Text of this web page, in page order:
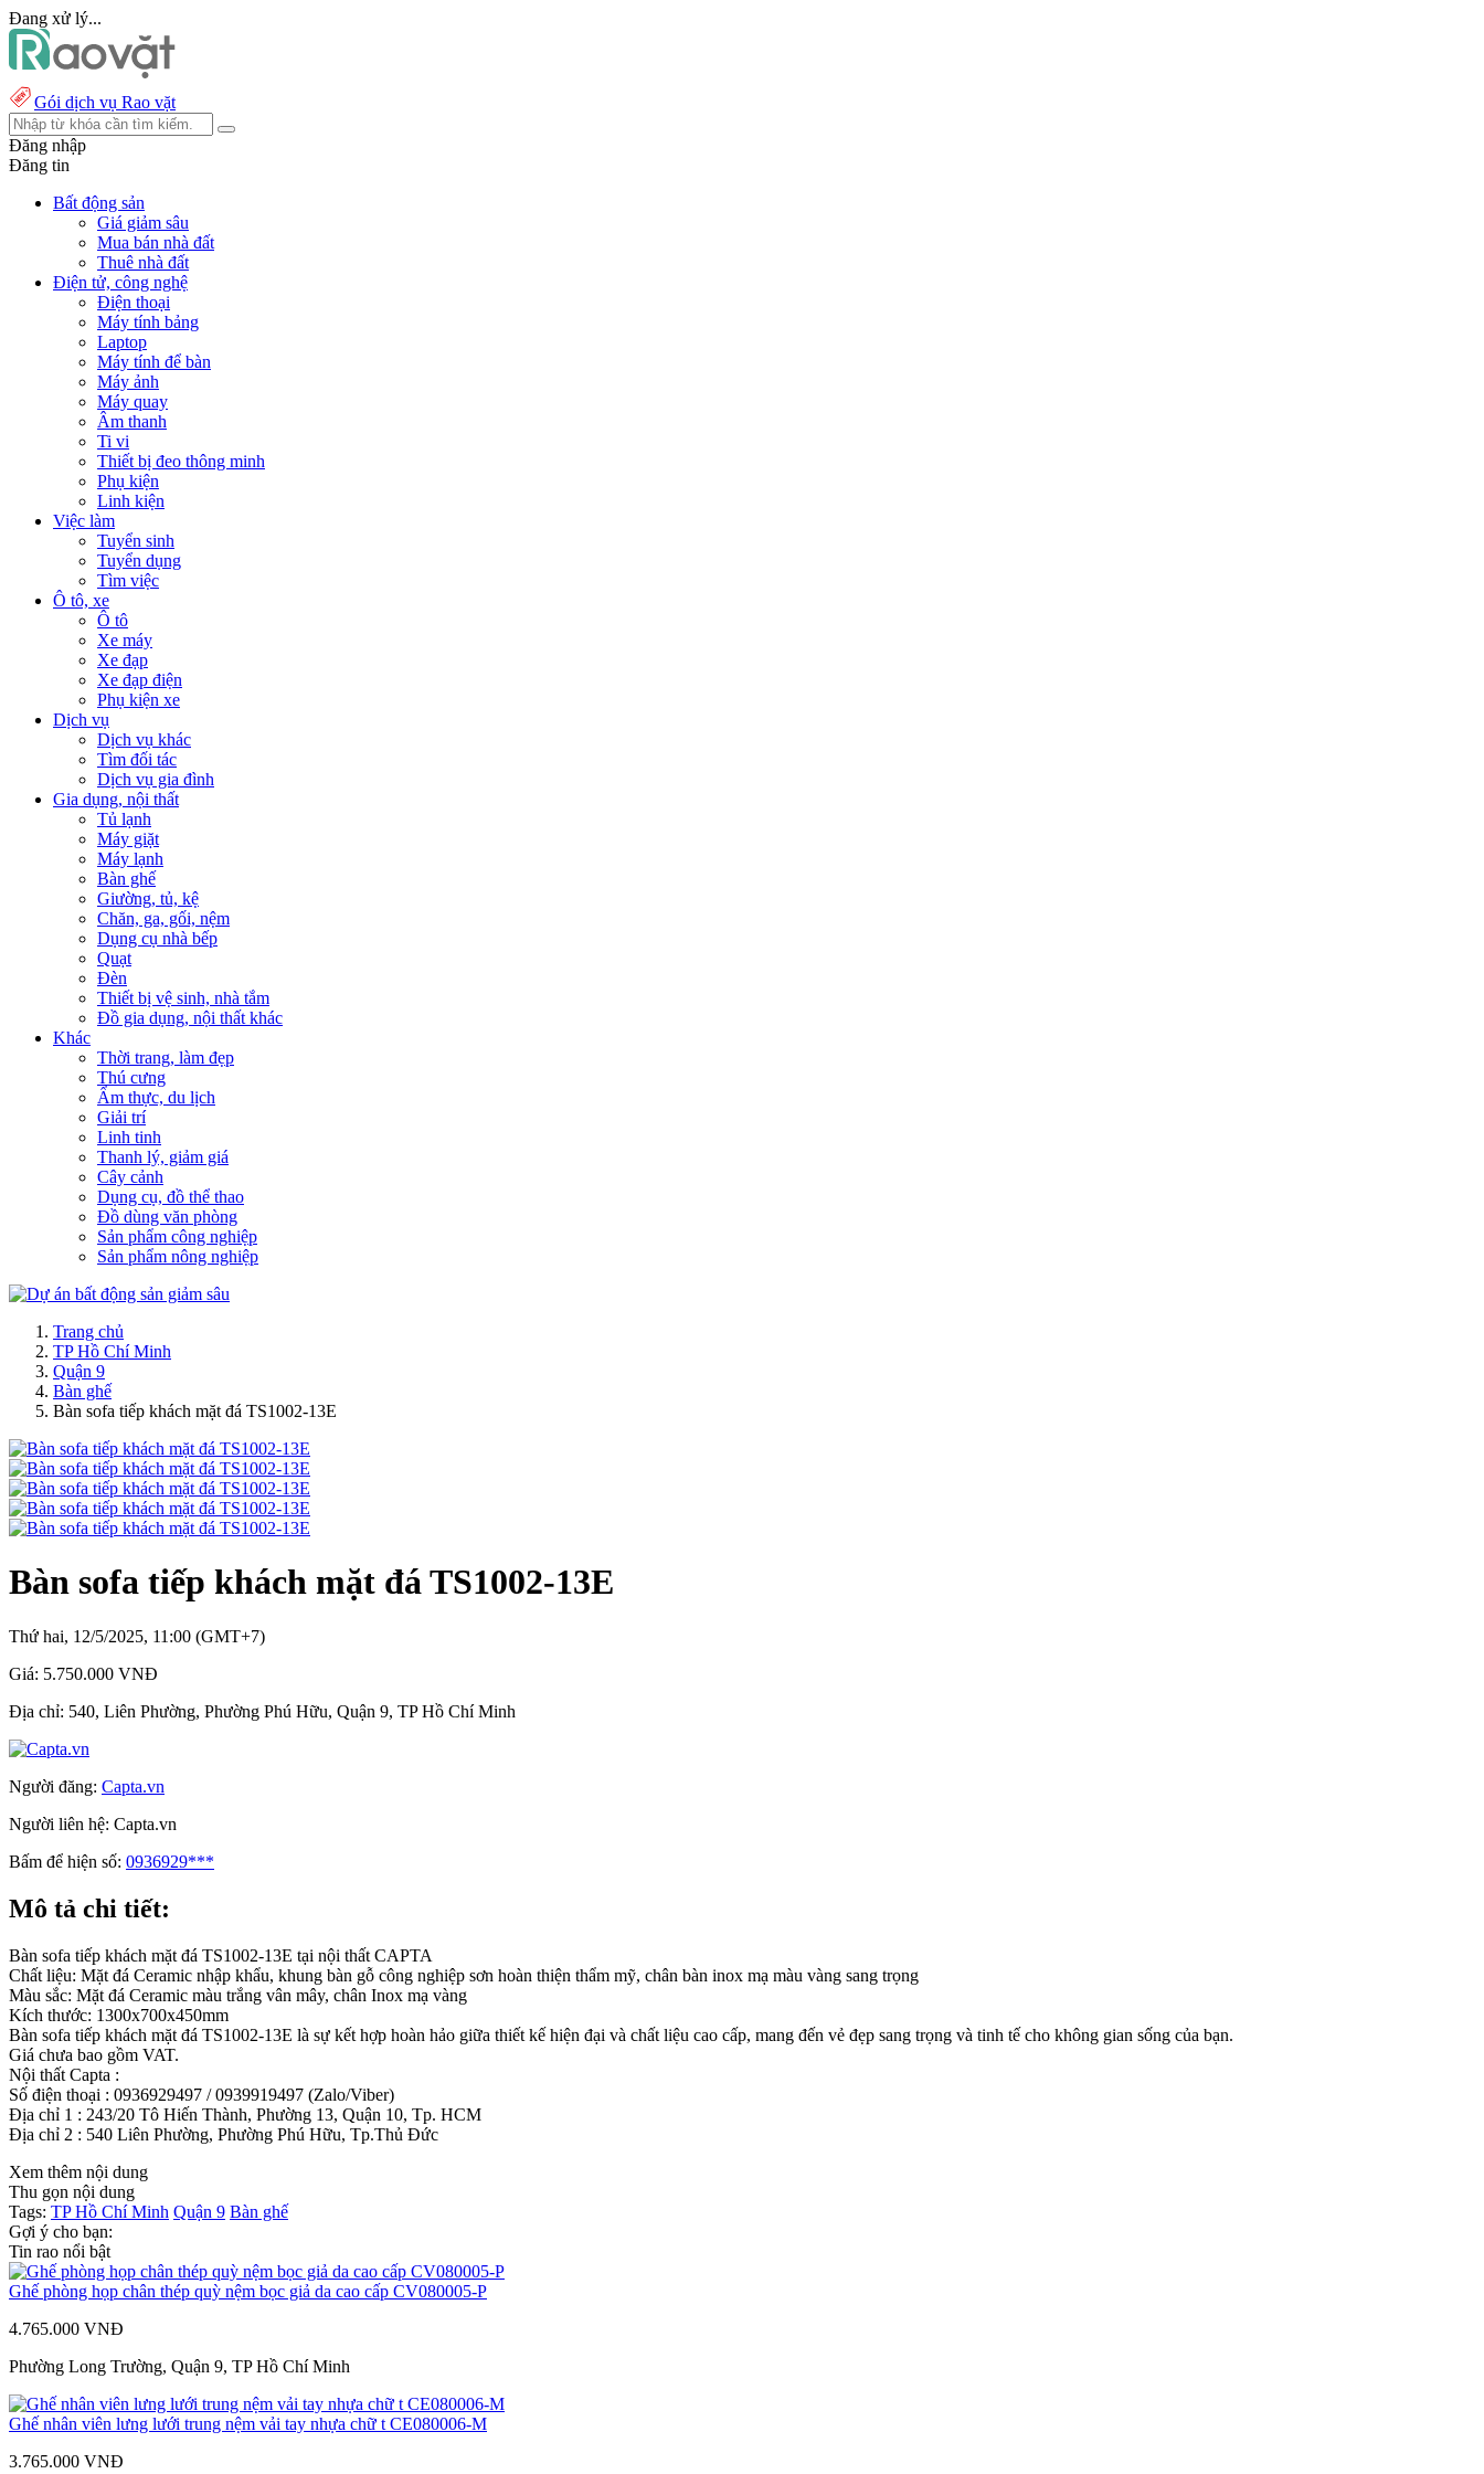
Đang xử lý...
Gói dịch vụ Rao vặt
Đăng nhập
Đăng tin
Bất động sản
Giá giảm sâu
Mua bán nhà đất
Thuê nhà đất
Điện tử, công nghệ
Điện thoại
Máy tính bảng
Laptop
Máy tính để bàn
Máy ảnh
Máy quay
Âm thanh
Ti vi
Thiết bị đeo thông minh
Phụ kiện
Linh kiện
Việc làm
Tuyển sinh
Tuyển dụng
Tìm việc
Ô tô, xe
Ô tô
Xe máy
Xe đạp
Xe đạp điện
Phụ kiện xe
Dịch vụ
Dịch vụ khác
Tìm đối tác
Dịch vụ gia đình
Gia dụng, nội thất
Tủ lạnh
Máy giặt
Máy lạnh
Bàn ghế
Giường, tủ, kệ
Chăn, ga, gối, nệm
Dụng cụ nhà bếp
Quạt
Đèn
Thiết bị vệ sinh, nhà tắm
Đồ gia dụng, nội thất khác
Khác
Thời trang, làm đẹp
Thú cưng
Ẩm thực, du lịch
Giải trí
Linh tinh
Thanh lý, giảm giá
Cây cảnh
Dụng cụ, đồ thể thao
Đồ dùng văn phòng
Sản phẩm công nghiệp
Sản phẩm nông nghiệp
Trang chủ
TP Hồ Chí Minh
Quận 9
Bàn ghế
Bàn sofa tiếp khách mặt đá TS1002-13E
Bàn sofa tiếp khách mặt đá TS1002-13E
Thứ hai, 12/5/2025, 11:00 (GMT+7)
Giá: 5.750.000 VNĐ
Địa chỉ: 540, Liên Phường, Phường Phú Hữu, Quận 9, TP Hồ Chí Minh
Người đăng: Capta.vn
Người liên hệ: Capta.vn
Bấm để hiện số: 0936929***
Mô tả chi tiết:
Bàn sofa tiếp khách mặt đá TS1002-13E tại nội thất CAPTA
Chất liệu: Mặt đá Ceramic nhập khẩu, khung bàn gỗ công nghiệp sơn hoàn thiện thẩm mỹ, chân bàn inox mạ màu vàng sang trọng
Màu sắc: Mặt đá Ceramic màu trắng vân mây, chân Inox mạ vàng
Kích thước: 1300x700x450mm
Bàn sofa tiếp khách mặt đá TS1002-13E là sự kết hợp hoàn hảo giữa thiết kế hiện đại và chất liệu cao cấp, mang đến vẻ đẹp sang trọng và tinh tế cho không gian sống của bạn.
Giá chưa bao gồm VAT.
Nội thất Capta :
Số điện thoại : 0936929497 / 0939919497 (Zalo/Viber)
Địa chỉ 1 : 243/20 Tô Hiến Thành, Phường 13, Quận 10, Tp. HCM
Địa chỉ 2 : 540 Liên Phường, Phường Phú Hữu, Tp.Thủ Đức
Xem thêm nội dung
Thu gọn nội dung
Tags: TP Hồ Chí Minh Quận 9 Bàn ghế
Gợi ý cho bạn:
Tin rao nổi bật
Ghế phòng họp chân thép quỳ nệm bọc giả da cao cấp CV080005-P
4.765.000 VNĐ
Phường Long Trường, Quận 9, TP Hồ Chí Minh
Ghế nhân viên lưng lưới trung nệm vải tay nhựa chữ t CE080006-M
3.765.000 VNĐ